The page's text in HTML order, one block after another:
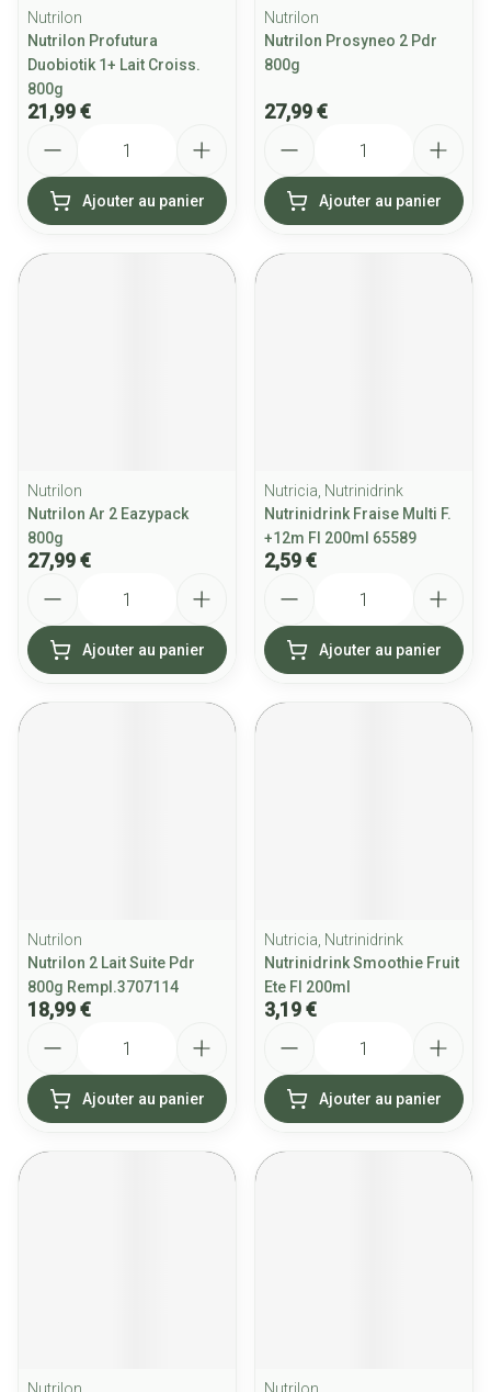
Nutrilon
Nutrilon Profutura
Duobiotik 1+ Lait Croiss.
800g
21,99 €
Ajouter au panier
Nutrilon
Nutrilon Prosyneo 2 Pdr
800g
27,99 €
Ajouter au panier
Nutrilon
Nutrilon Ar 2 Eazypack
800g
27,99 €
Ajouter au panier
Nutricia, Nutrinidrink
Nutrinidrink Fraise Multi F.
+12m Fl 200ml 65589
2,59 €
Ajouter au panier
Nutrilon
Nutrilon 2 Lait Suite Pdr
800g Rempl.3707114
18,99 €
Ajouter au panier
Nutricia, Nutrinidrink
Nutrinidrink Smoothie Fruit
Ete Fl 200ml
3,19 €
Ajouter au panier